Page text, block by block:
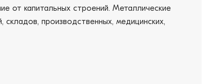
от капитальных строений. Металлические
производственных, медицинских,